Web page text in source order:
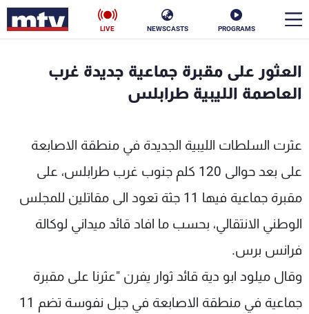
PROGRAMS
NEWSCASTS
LIVE
العثور على مقبرة جماعية جديدة غرب
العاصمة الليبية طرابلس
عثرت السلطات الليبية الجديدة في منطقة الاصابعة
على بعد حوالى 120 كلم جنوب غرب طرابلس، على
مقبرة جماعية فيها 11 جثة تعود الى مقاتلين للمجلس
الوطني الانتقالي، بحسب ما افاد قائد ميداني لوكالة
فرانس برس.
وقال ميلود ابو دية قائد ثوار يفرن "عثرنا على مقبرة
جماعية في منطقة الاصابعة في جبل نفوسة تضم 11
الأخبار
منوعات رياضة
كأس العالم
البرامج
جدول البرامج